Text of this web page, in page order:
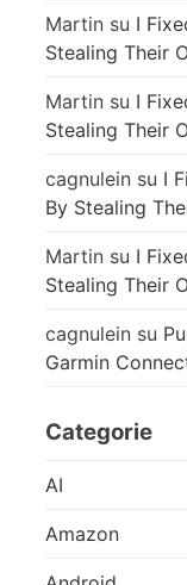
Martin su I
Stealing Their
Martin su I
Stealing Their
cagnulein su I
By Stealing
Martin su I
Stealing Their
cagnulein su
Garmin
Categorie
AI
Amazon